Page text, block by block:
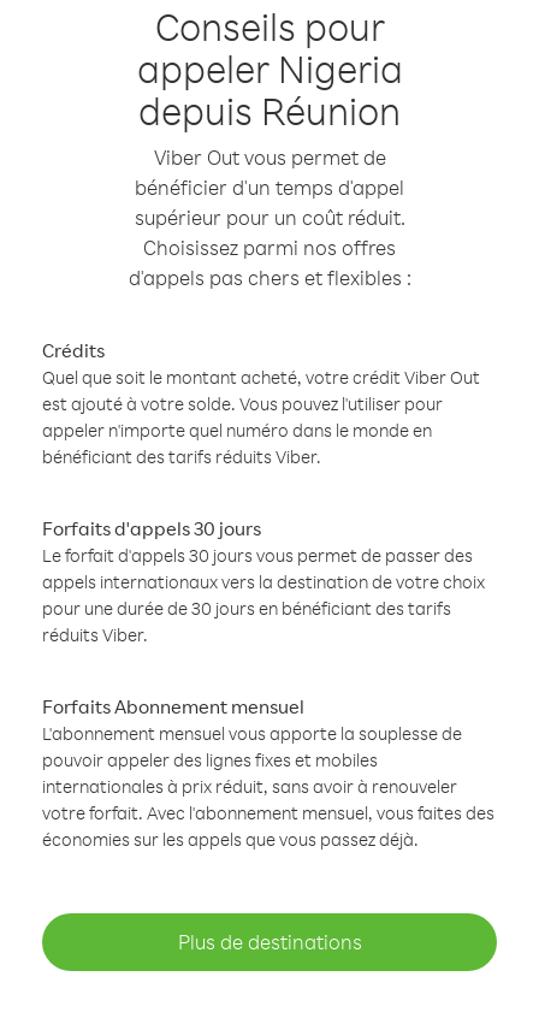
Conseils pour
appeler Nigeria
depuis Réunion
Viber Out vous permet de
bénéficier d'un temps d'appel
supérieur pour un coût réduit.
Choisissez parmi nos offres
d'appels pas chers et flexibles :
Crédits
Quel que soit le montant acheté, votre crédit Viber Out
est ajouté à votre solde. Vous pouvez l'utiliser pour
appeler n'importe quel numéro dans le monde en
bénéficiant des tarifs réduits Viber.
Forfaits d'appels 30 jours
Le forfait d'appels 30 jours vous permet de passer des
appels internationaux vers la destination de votre choix
pour une durée de 30 jours en bénéficiant des tarifs
réduits Viber.
Forfaits Abonnement mensuel
L'abonnement mensuel vous apporte la souplesse de
pouvoir appeler des lignes fixes et mobiles
internationales à prix réduit, sans avoir à renouveler
votre forfait. Avec l'abonnement mensuel, vous faites des
économies sur les appels que vous passez déjà.
Plus de destinations